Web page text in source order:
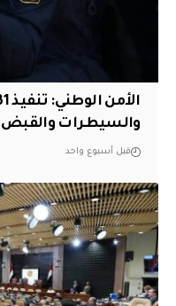
والسيطرات والقبض على 29
قبل أسبوع واحد